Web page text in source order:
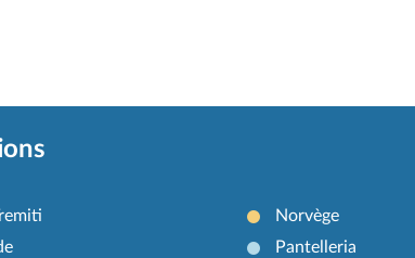
Norvège
Pantelleria